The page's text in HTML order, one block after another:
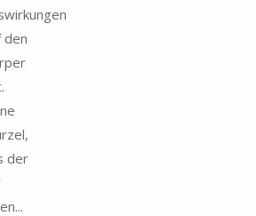
den
der